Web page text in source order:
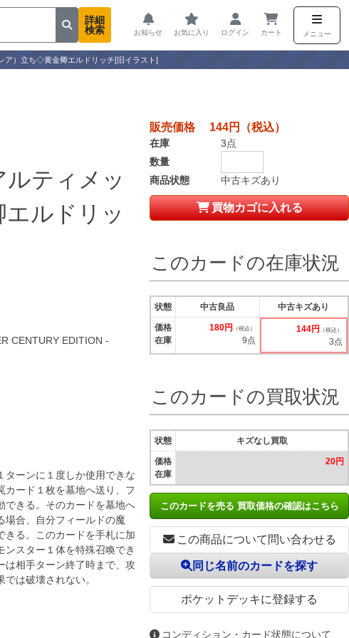
詳細
検索
お知らせ お気に入り ログイン カート メニュー
ア）立ち◇黄金卿エルドリッチ[旧イラスト]
ティメッ
ルドリッ
CENTURY EDITION -
ーンに１度しか使用できな
ード１枚を墓地へ送り、フ
できる。そのカードを墓地へ
合、自分フィールドの魔
きる。このカードを手札に加
ンスター１体を特殊召喚でき
は相手ターン終了時まで、攻
は破壊されない。
販売価格 144円（税込）
商品状態 中古キズあり
在庫
3点
数量
買物カゴに入れる
この商品について問い合わせる
ポケットデッキに登録する
同じ名前のカードを探す
コンディション・カード状態について
このカードの在庫状況
状態
価格
在庫
中古良品
180円 （税込）
9点
中古キズあり
144円 （税込）
3点
このカードの買取状況
状態
価格
在庫
キズなし買取
20円
このカードを売る 買取価格の確認はこちら